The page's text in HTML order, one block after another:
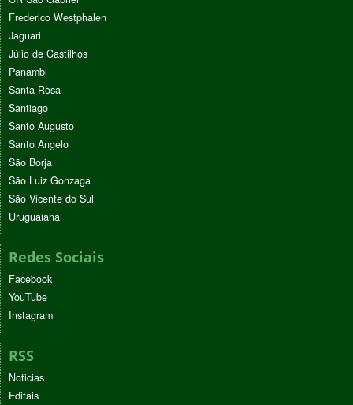
Frederico Westphalen
Jaguari
Júlio de Castilhos
Panambi
Santa Rosa
Santiago
Santo Augusto
Santo Ângelo
São Borja
São Luiz Gonzaga
São Vicente do Sul
Uruguaiana
Redes Sociais
Facebook
YouTube
Instagram
RSS
Noticias
Editais